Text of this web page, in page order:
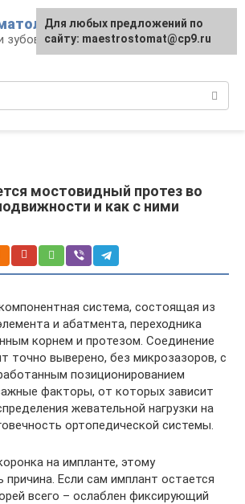
диагностика и
мостовидный протез во
и как с ними
система, состоящая из
и абатмента, переходника
корнем и протезом. Соединение
точно выверено, без микрозазоров, с
позиционированием
факторы, от которых зависит
жевательной нагрузки на
ортопедической системы.
на импланте, этому
причина. Если сам имплант остается
всего – ослаблен фиксирующий
Для любых предложений по
сайту: maestrostomat@cp9.ru